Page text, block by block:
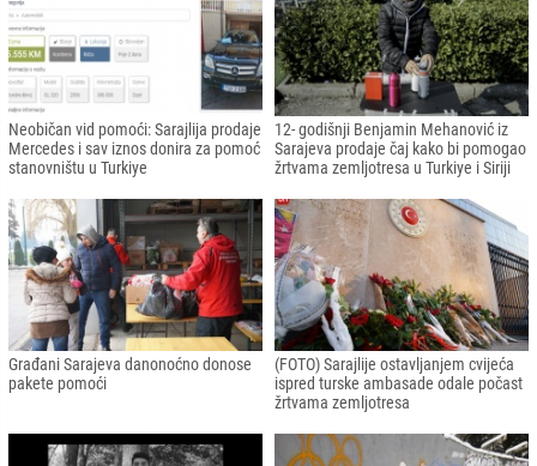
Neobičan vid pomoći: Sarajlija prodaje
Mercedes i sav iznos donira za pomoć
stanovništu u Turkiye
12- godišnji Benjamin Mehanović iz
Sarajeva prodaje čaj kako bi pomogao
žrtvama zemljotresa u Turkiye i Siriji
Građani Sarajeva danonoćno donose
pakete pomoći
(FOTO) Sarajlije ostavljanjem cvijeća
ispred turske ambasade odale počast
žrtvama zemljotresa